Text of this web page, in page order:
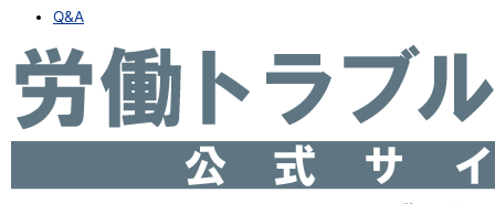
Q&A
材
活
用
（2025.4.16）
化
の
惰
性
頼
ら
な
い“魅
（2025.3.14）
（2025.3.13）
の
自
由
を